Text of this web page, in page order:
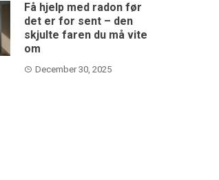
Få hjelp med radon før
det er for sent – den
skjulte faren du må vite
om
December 30, 2025